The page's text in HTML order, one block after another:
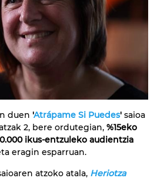
duen 'Atrápame Si Puedes' saioa
2, bere ordutegian, %15eko
ikus-entzuleko audientzia
eragin esparruan.
atzoko atala, Heriotza